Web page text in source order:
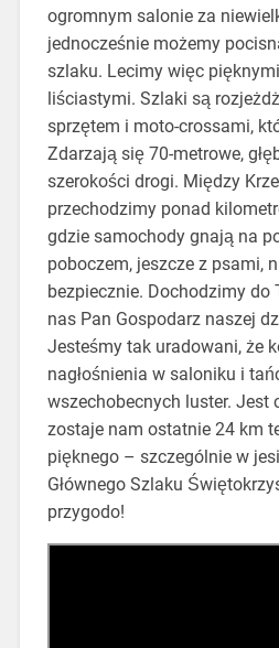
ogromnym salonie za
jednocześnie możemy
szlaku. Lecimy więc
liściastymi. Szlaki są
sprzętem i moto-crossami,
Zdarzają się 70-metrowe,
szerokości drogi. Między
przechodzimy ponad
gdzie samochody gnają na
poboczem, jeszcze z psami,
bezpiecznie. Dochodzimy do
nas Pan Gospodarz naszej
Jesteśmy tak uradowani, że
nagłośnienia w saloniku i
wszechobecnych luster. Jest
zostaje nam ostatnie 24 km
pięknego – szczególnie w
Głównego Szlaku
przygodo!